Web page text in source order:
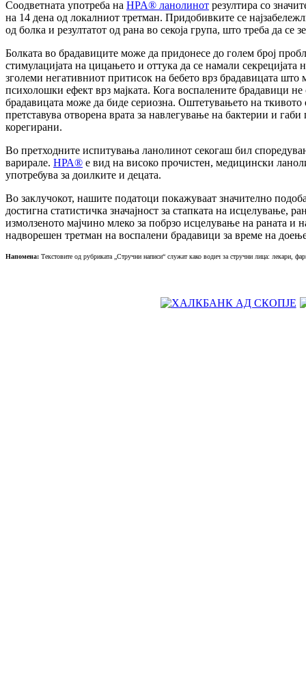
Соодветната употреба на HPA® ланолинот резултира со
на 14 дена од локалниот третман. Придобивките се
од болка и резултатот од рана во секоја група, што треба да
Болката во брадавиците може да придонесе до голем број
стимулацијата на цицањето и оттука да се намали
зголеми негативниот притисок на бебето врз брадавицата
психолошки ефект врз мајката. Кога воспалените брадавици
брадавицата може да биде сериозна. Оштетувањето на
претставува отворена врата за навлегување на бактерии и
корегирани.
Во претходните испитувања ланолинот секогаш бил
варирале. НРА® е вид на високо прочистен, медицински
употребува за доилките и децата.
Во заклучокот, нашите податоци покажуваат значително
достигна статистичка значајност за стапката на
измолзеното мајчино млеко за побрзо исцелување на раната и
надворешен третман на воспалени брадавици за време на
Напомена: Текстовите од рубриката „Стручни написи“ служат како водич за стручни лица: лекари,